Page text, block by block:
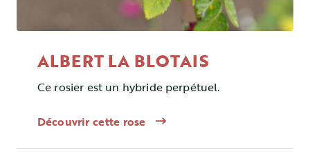
ALBERT LA BLOTAIS
Ce rosier est un hybride perpétuel.
Découvrir cette rose